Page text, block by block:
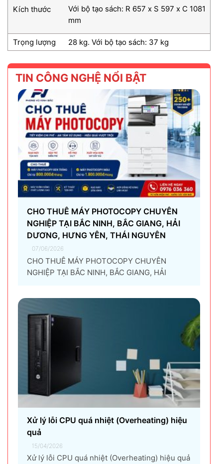
Kích thước
Với bộ tạo sách: R 657 x S 597 x C 1081
mm
Trọng lượng 28 kg. Với bộ tạo sách: 37 kg
TIN CÔNG NGHỆ NỔI BẬT
CHO THUÊ MÁY PHOTOCOPY CHUYÊN
NGHIỆP TẠI BẮC NINH, BẮC GIANG, HẢI
DƯƠNG, HƯNG YÊN, THÁI NGUYÊN
07/06/2026
CHO THUÊ MÁY PHOTOCOPY CHUYÊN
NGHIỆP TẠI BẮC NINH, BẮC GIANG, HẢI
chi phí vận hành, ngày càng nhiều doanh
nghiệp lựa chọn giải pháp...
Xử lý lỗi CPU quá nhiệt (Overheating) hiệu
quả
15/04/2026
Xử lý lỗi CPU quá nhiệt (Overheating) hiệu quả